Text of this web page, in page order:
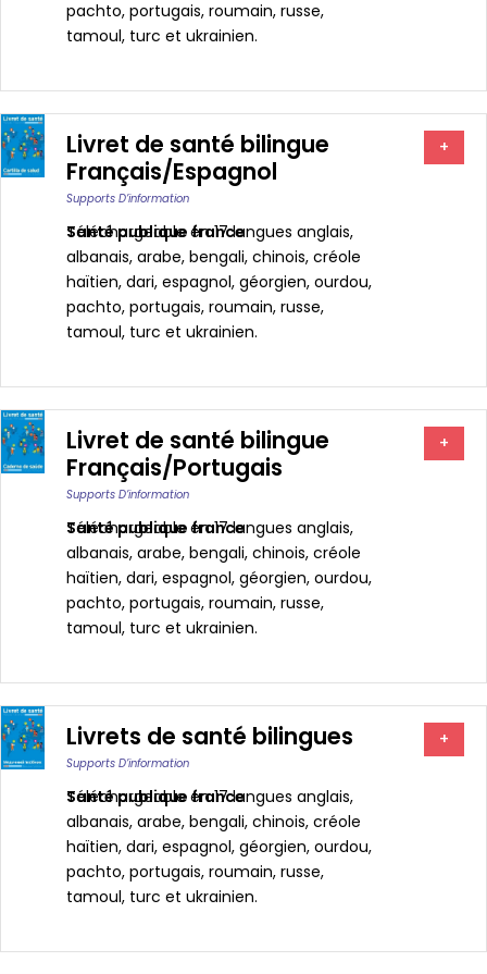
pachto, portugais, roumain, russe,
tamoul, turc et ukrainien.
Livret de santé bilingue
Français/Espagnol
Supports D’information
Santé publique france
Téléchargeable en 17 langues anglais,
albanais, arabe, bengali, chinois, créole
haïtien, dari, espagnol, géorgien, ourdou,
pachto, portugais, roumain, russe,
tamoul, turc et ukrainien.
+
Livret de santé bilingue
Français/Portugais
Supports D’information
Santé publique france
Téléchargeable en 17 langues anglais,
albanais, arabe, bengali, chinois, créole
haïtien, dari, espagnol, géorgien, ourdou,
pachto, portugais, roumain, russe,
tamoul, turc et ukrainien.
+
Livrets de santé bilingues
Supports D’information
Santé publique france
Téléchargeable en 17 langues anglais,
albanais, arabe, bengali, chinois, créole
haïtien, dari, espagnol, géorgien, ourdou,
pachto, portugais, roumain, russe,
tamoul, turc et ukrainien.
+